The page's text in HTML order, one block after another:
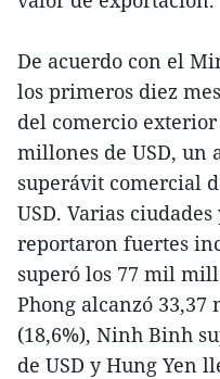
De acuerdo con el
los primeros diez
del comercio
millones de USD, un
superávit comercial
USD. Varias
reportaron fuertes
superó los 77 mil
Phong alcanzó 33,37
(18,6%), Ninh Binh
de USD y Hung Yen